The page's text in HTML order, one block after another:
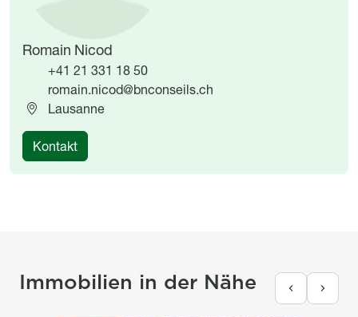
Romain Nicod
+41 21 331 18 50
romain.nicod@bnconseils.ch
Lausanne
Kontakt
Immobilien in der Nähe